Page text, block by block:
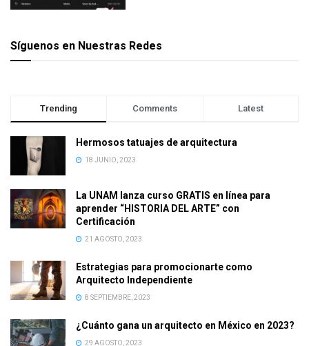
Síguenos en Nuestras Redes
Trending Comments Latest
Hermosos tatuajes de arquitectura
18 JUNIO, 2023
La UNAM lanza curso GRATIS en línea para
aprender “HISTORIA DEL ARTE” con
Certificación
21 AGOSTO, 2023
Estrategias para promocionarte como
Arquitecto Independiente
8 SEPTIEMBRE, 2023
¿Cuánto gana un arquitecto en México en 2023?
29 AGOSTO, 2023